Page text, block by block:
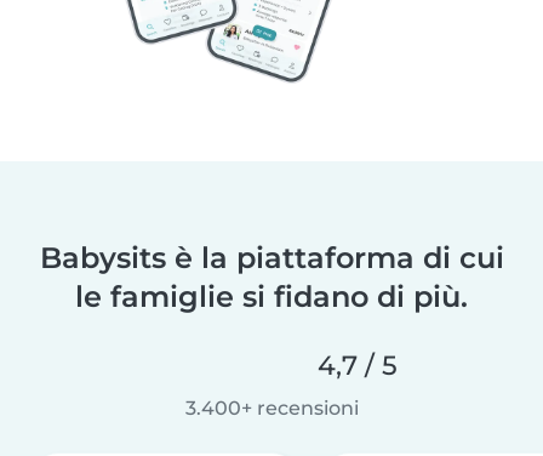
Babysits è la piattaforma di cui
le famiglie si fidano di più.
4,7 / 5
3.400+ recensioni